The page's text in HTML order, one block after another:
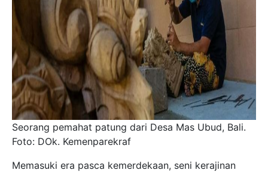
Seorang pemahat patung dari Desa Mas Ubud, Bali.
Foto: DOk. Kemenparekraf
Memasuki era pasca kemerdekaan, seni kerajinan